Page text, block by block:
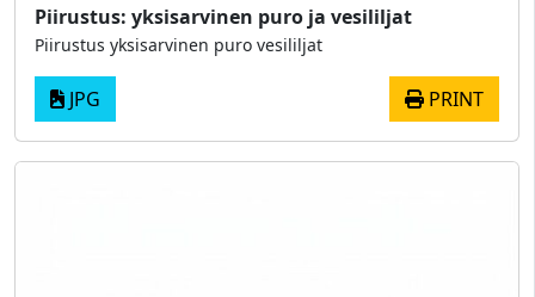
Piirustus: yksisarvinen puro ja vesililjat
Piirustus yksisarvinen puro vesililjat
JPG PRINT